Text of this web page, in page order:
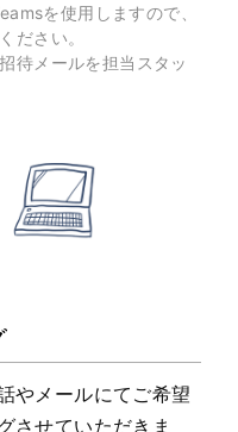
を使用しますので、
ださい。
待メールを担当スタッ
やメールにてご希望
させていただきま